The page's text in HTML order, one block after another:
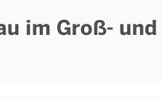
im Groß-